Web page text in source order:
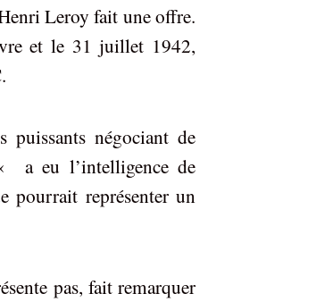
Leroy fait une offre.
et le 31 juillet 1942,
négociant de
a eu l’intelligence de
pourrait représenter un
pas, fait remarquer